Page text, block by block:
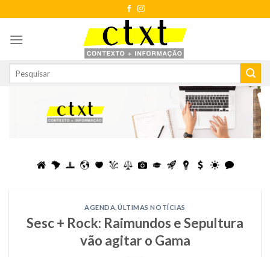
to
content
AGENDA ÚLTIMAS NOTÍCIAS
Sesc + Rock: Raimundos e Sepultura
vão agitar o Gama